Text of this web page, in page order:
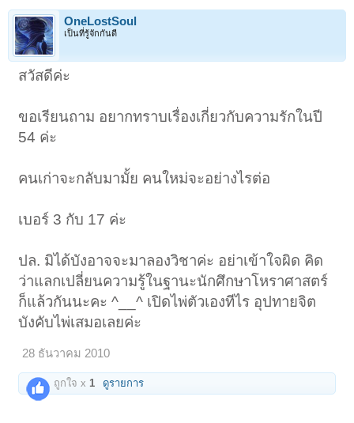
OneLostSoul
เป็นที่รู้จักกันดี
สวัสดีค่ะ
ขอเรียนถาม อยากทราบเรื่องเกี่ยวกับความรักในปี
54 ค่ะ
คนเก่าจะกลับมามั้ย คนใหม่จะอย่างไรต่อ
เบอร์ 3 กับ 17 ค่ะ
ปล. มิได้บังอาจจะมาลองวิชาค่ะ อย่าเข้าใจผิด คิด
ว่าแลกเปลี่ยนความรู้ในฐานะนักศึกษาโหราศาสตร์
ก็แล้วกันนะคะ ^__^ เปิดไพ่ตัวเองทีไร อุปทายจิต
บังคับไพ่เสมอเลยค่ะ
28 ธันวาคม 2010
ถูกใจ x 1 ดูรายการ